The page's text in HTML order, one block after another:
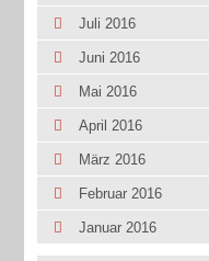
Juli 2016
Juni 2016
Mai 2016
April 2016
März 2016
Februar 2016
Januar 2016